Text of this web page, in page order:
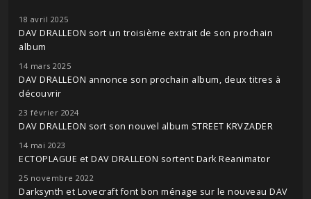
18 avril 2025
DAV DRALLEON sort un troisième extrait de son prochain
album
14 mars 2025
DAV DRALLEON annonce son prochain album, deux titres à
découvrir
23 février 2024
DAV DRALLEON sort son nouvel album STREET KRVZADER
14 mai 2023
ECTOPLAGUE et DAV DRALLEON sortent Dark Reanimator
25 novembre 2022
Darksynth et Lovecraft font bon ménage sur le nouveau DAV